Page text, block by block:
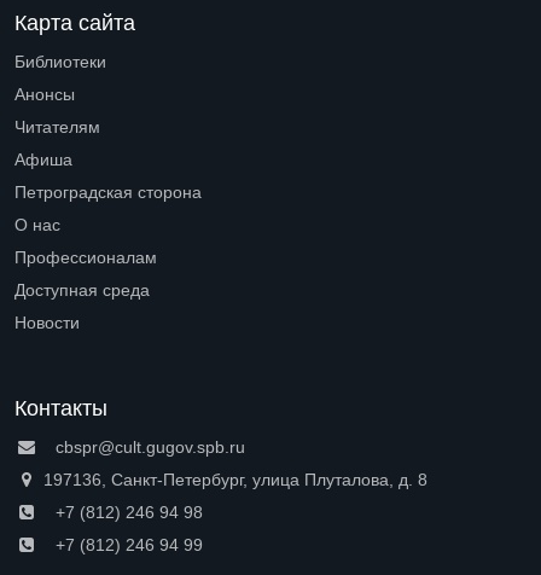
Карта сайта
Библиотеки
Анонсы
Читателям
Афиша
Петроградская сторона
О нас
Профессионалам
Доступная среда
Новости
Контакты
cbspr@cult.gugov.spb.ru
197136, Санкт-Петербург, улица Плуталова, д. 8
+7 (812) 246 94 98
+7 (812) 246 94 99